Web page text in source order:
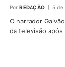
Por REDAÇÃO 5 de
O narrador
da televisão